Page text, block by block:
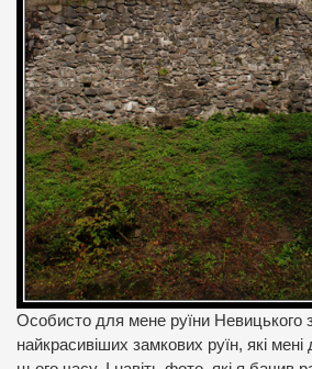
Особисто для мене руїни Невицького
найкрасивіших замкових руїн, які